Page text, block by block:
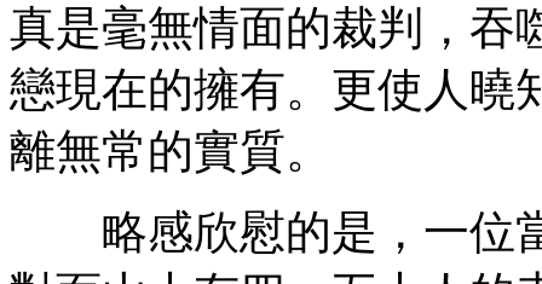
真是毫無情面的裁判，吞
戀現在的擁有。更使人曉
離無常的實質。
略感欣慰的是，一位